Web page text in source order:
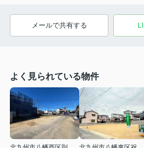
メールで共有する
よく見られている物件